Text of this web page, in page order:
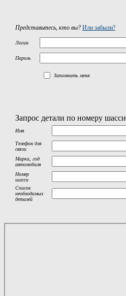
Представьтесь, кто вы? Или забыли?
Логин
Пароль
Запомнить меня
Запрос детали по номеру шасси
Имя
Телефон для
связи
Марка, год
автомобиля
Номер
шасси
Список
необходимых
деталей